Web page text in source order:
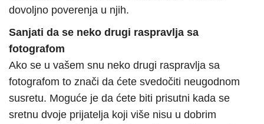
dovoljno poverenja u njih.
Sanjati da se neko drugi raspravlja sa
fotografom
Ako se u vašem snu neko drugi raspravlja sa
fotografom to znači da ćete svedočiti neugodnom
susretu. Moguće je da ćete biti prisutni kada se
sretnu dvoje prijatelja koji više nisu u dobrim